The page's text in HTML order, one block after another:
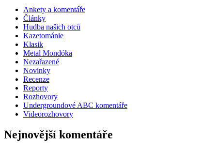
Ankety a komentáře
Články
Hudba našich otců
Kazetománie
Klasik
Metal Mondóka
Nezařazené
Novinky
Recenze
Reporty
Rozhovory
Undergroundové ABC komentáře
Videorozhovory
Nejnovější komentáře